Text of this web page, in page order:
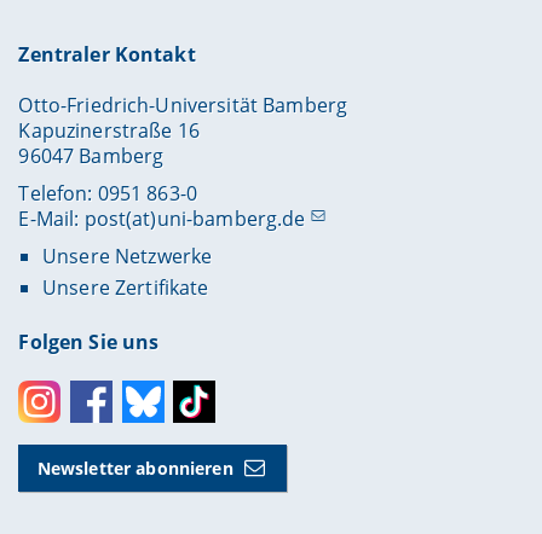
Zentraler Kontakt
Otto-Friedrich-Universität Bamberg
Kapuzinerstraße 16
96047 Bamberg
Telefon: 0951 863-0
E-Mail: post(at)uni-bamberg.de
Unsere Netzwerke
Unsere Zertifikate
Folgen Sie uns
InstagramFacebookBlueskyToktok
Newsletter abonnieren